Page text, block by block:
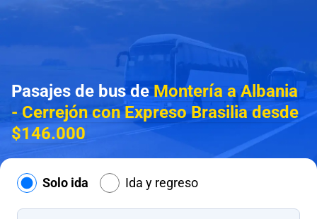
Pasajes de bus deMontería a Albania
- Cerrejón con Expreso Brasilia desde
$146.000
Solo ida Ida y regreso